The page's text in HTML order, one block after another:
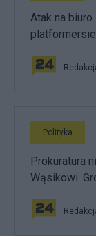
Atak na
Polityka
Prokuratura
Wąsikowi.